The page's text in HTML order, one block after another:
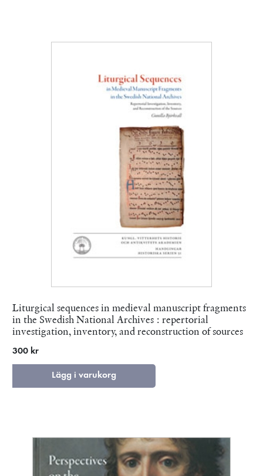
Liturgical sequences in medieval manuscript fragments
in the Swedish National Archives : repertorial
investigation, inventory, and reconstruction of sources
300 kr
Lägg i varukorg